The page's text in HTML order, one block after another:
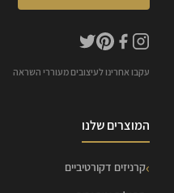
עקבו אחרינו לעיצובים מעוררי השראה
המוצרים שלנו
קרניזים דקורטיביים